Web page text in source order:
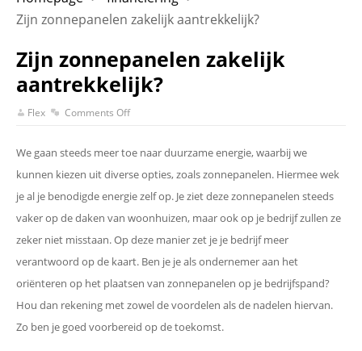
Zijn zonnepanelen zakelijk aantrekkelijk?
Zijn zonnepanelen zakelijk
aantrekkelijk?
Flex Comments Off
We gaan steeds meer toe naar duurzame energie, waarbij we
kunnen kiezen uit diverse opties, zoals zonnepanelen. Hiermee wek
je al je benodigde energie zelf op. Je ziet deze zonnepanelen steeds
vaker op de daken van woonhuizen, maar ook op je bedrijf zullen ze
zeker niet misstaan. Op deze manier zet je je bedrijf meer
verantwoord op de kaart. Ben je je als ondernemer aan het
oriënteren op het plaatsen van zonnepanelen op je bedrijfspand?
Hou dan rekening met zowel de voordelen als de nadelen hiervan.
Zo ben je goed voorbereid op de toekomst.